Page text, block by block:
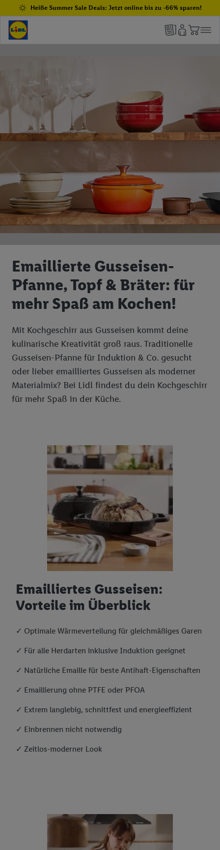
Heiße Summer Sale Deals: Jetzt online bis zu -66% sparen!
Emaillierte Gusseisen-
Pfanne, Topf & Bräter: für
mehr Spaß am Kochen!
Mit Kochgeschirr aus Gusseisen kommt deine
kulinarische Kreativität groß raus. Traditionelle
Gusseisen-Pfanne für Induktion & Co. gesucht
oder lieber emailliertes Gusseisen als moderner
Materialmix? Bei Lidl findest du dein Kochgeschirr
für mehr Spaß in der Küche.
Emailliertes Gusseisen:
Vorteile im Überblick
✓ Optimale Wärmeverteilung für gleichmäßiges Garen
✓ Für alle Herdarten inklusive Induktion geeignet
✓ Natürliche Emaille für beste Antihaft-Eigenschaften
✓ Emaillierung ohne PTFE oder PFOA
✓ Extrem langlebig, schnittfest und energieeffizient
✓ Einbrennen nicht notwendig
✓ Zeitlos-moderner Look